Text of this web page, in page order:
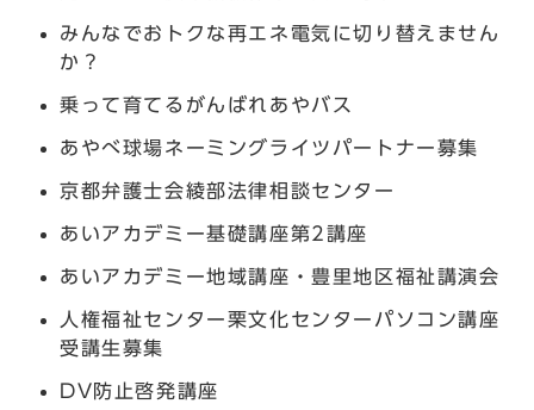
みんなでおトクな再エネ電気に切り替えません
か？
乗って育てるがんばれあやバス
あやべ球場ネーミングライツパートナー募集
京都弁護士会綾部法律相談センター
あいアカデミー基礎講座第2講座
あいアカデミー地域講座・豊里地区福祉講演会
人権福祉センター栗文化センターパソコン講座
受講生募集
DV防止啓発講座